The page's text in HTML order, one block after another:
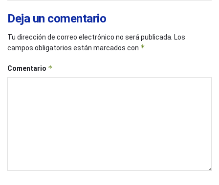
Deja un comentario
Tu dirección de correo electrónico no será publicada. Los
campos obligatorios están marcados con *
Comentario *